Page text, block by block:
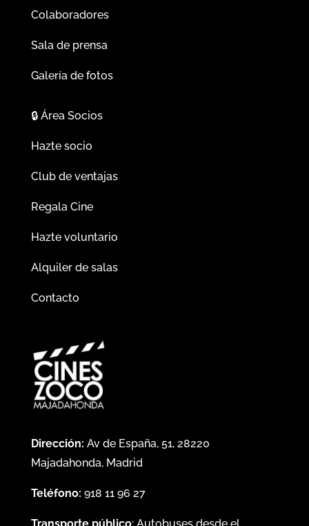
Colaboradores
Sala de prensa
Galería de fotos
🔒Área Socios
Hazte socio
Club de ventajas
Regala Cine
Hazte voluntario
Alquiler de salas
Contacto
Dirección: Av de España, 51, 28220
Majadahonda, Madrid
Teléfono: 918 11 96 27